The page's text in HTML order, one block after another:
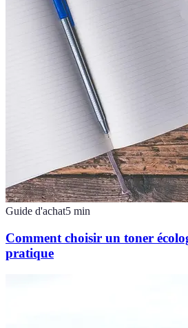
Guide d'achat5 min
Comment choisir un toner
pratique